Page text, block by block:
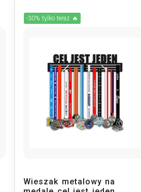
-30% tylko teraz 🔥
Wieszak metalowy na